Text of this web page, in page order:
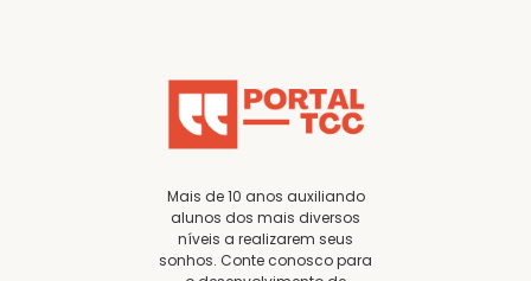
Mais de 10 anos auxiliando
alunos dos mais diversos
níveis a realizarem seus
sonhos. Conte conosco para